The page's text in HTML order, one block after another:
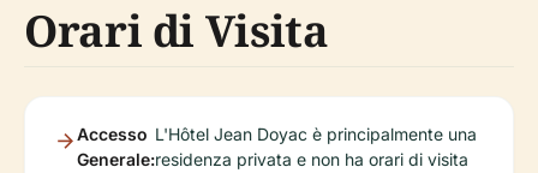
Orari di Visita
Accesso
Generale:
L'Hôtel Jean Doyac è principalmente una
residenza privata e non ha orari di visita